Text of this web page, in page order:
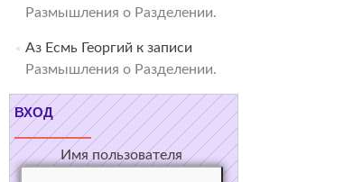
Размышления о Разделении.
Аз Есмь Георгий к записи
Размышления о Разделении.
ВХОД
Имя пользователя